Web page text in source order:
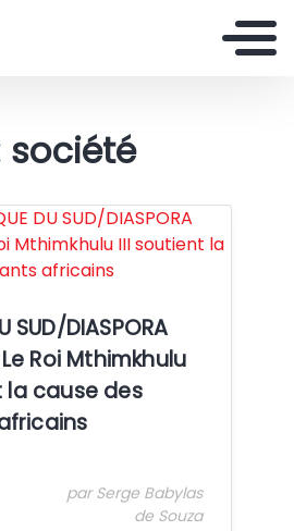
société
SUD/DIASPORA
Le Roi Mthimkhulu
la cause des
par Serge Babylas
de Souza